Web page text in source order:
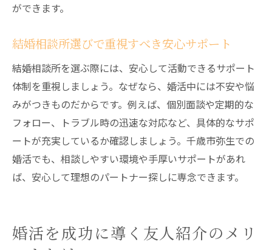
ができます。
結婚相談所選びで重視すべき安心サポート
結婚相談所を選ぶ際には、安心して活動できるサポート
体制を重視しましょう。なぜなら、婚活中には不安や悩
みがつきものだからです。例えば、個別面談や定期的な
フォロー、トラブル時の迅速な対応など、具体的なサポ
ートが充実しているか確認しましょう。千歳市弥生での
婚活でも、相談しやすい環境や手厚いサポートがあれ
ば、安心して理想のパートナー探しに専念できます。
婚活を成功に導く友人紹介のメリ